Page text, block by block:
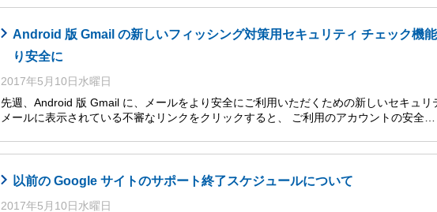
Android 版 Gmail の新しいフィッシング対策用セキュリティ チェック機
り安全に
2017年5月10日水曜日
先週、Android 版 Gmail に、メールをより安全にご利用いただくための新しいセキュリ
メールに表示されている不審なリンクをクリックすると、 ご利用のアカウントの安全…
以前の Google サイトのサポート終了スケジュールについて
2017年5月10日水曜日